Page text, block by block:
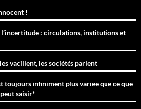
!
l’incertitude : circulations, institutions et
vacillent, les sociétés parlent
toujours infiniment plus variée que ce que
saisir*